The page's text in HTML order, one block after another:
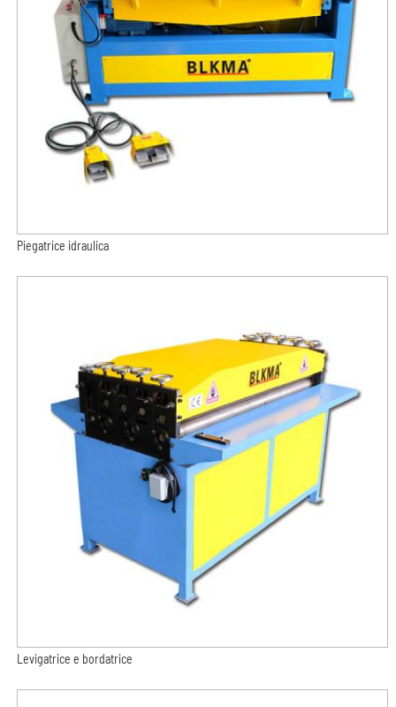
Piegatrice idraulica
Levigatrice e bordatrice